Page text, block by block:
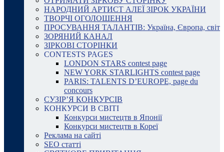
НАРОДНИЙ АРТИСТ АЛЕЇ ЗІРОК УКРАЇНИ
ТВОРЧІ ОГОЛОШЕННЯ
ПРОСУВАННЯ ТАЛАНТІВ: Україна, Європа, світ
ЗОРЯНИЙ КАНАЛ
ЗІРКОВІ СТОРІНКИ
CONTESTS PAGES
LONDON STARS contest page
NEW YORK STARLIGHTS contest page
PARIS: TALENTS D’EUROPE, page du
concours
СУЗІР’Я КОНКУРСІВ
КОНКУРСИ В СВІТІ
Конкурси мистецтв в Японії
Конкурси мистецтв в Кореї
Реклама на сайті
SEO статті